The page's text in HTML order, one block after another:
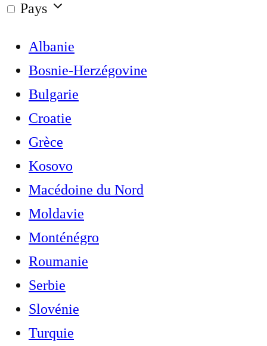
Pays
Albanie
Bosnie-Herzégovine
Bulgarie
Croatie
Grèce
Kosovo
Macédoine du Nord
Moldavie
Monténégro
Roumanie
Serbie
Slovénie
Turquie